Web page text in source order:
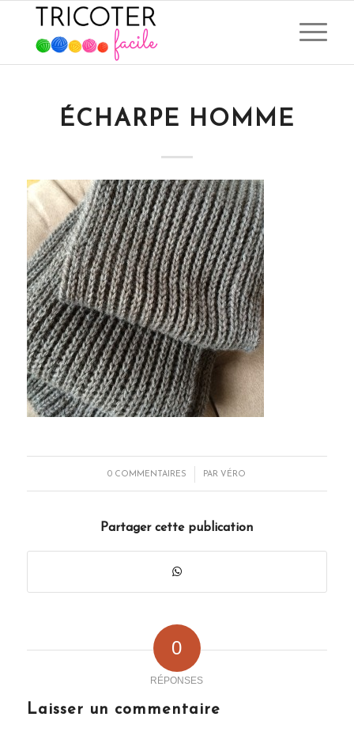
ÉCHARPE HOMME
0 COMMENTAIRES
/ PAR VÉRO
Partager cette publication
0
RÉPONSES
Laisser un commentaire